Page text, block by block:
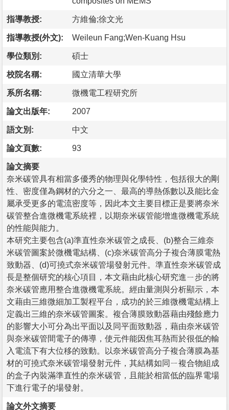
指導教授: 方維倫;徐文光
指導教授(外文): Weileun Fang;Wen-Kuang Hsu
學位類別: 碩士
校院名稱: 國立清華大學
系所名稱: 微機電工程研究所
論文出版年: 2007
語文別: 中文
論文頁數: 93
論文摘要
奈米碳管具有相當多優秀的物理與化學特性，包括很大的剛
性、密度僅為鋼材的六分之一、最高的導熱係數以及能比金
屬承受更多的電流密度等，因此本文主要目標正是要將奈米
碳管整合進微機電系統裡，以期奈米碳管能增進微機電系統
的性能與能力。
本研究主要包含(a)準直性奈米碳管之成長、(b)整合三維奈
米碳管圖案於微機電結構、(c)奈米碳管高分子複合薄膜電熱
致動器、(d)可撓式奈米碳管場發射元件。準直性奈米碳管成
長是整個研究的核心項目，本文藉由此核心研究進ㄧ步的將
奈米碳管應用整合進微機電系統。經由量測與分析顯示，本
文藉由三維微細加工製程平台，成功的於三維微機電結構上
定義出三維的奈米碳管圖案。複合薄膜致動器藉由殘餘應力
的影響大小可分為出平面以及同平面致動器，藉由奈米碳管
與奈米碳管間電子的傳導，使元件能因焦耳熱而於很低的輸
入電流下有大位移的致動。以奈米碳管高分子複合薄膜為基
材的可撓式奈米碳管場發射元件，其結構如同ㄧ複合物組成
的盒子內裝滿準直性的奈米碳管，且能於相當低的臨界電場
下進行電子的場發射。
論文外文摘要